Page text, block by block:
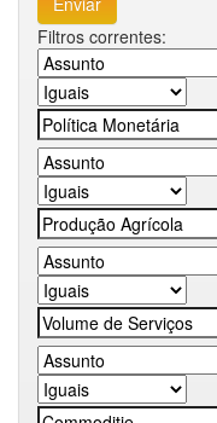
Filtros correntes: